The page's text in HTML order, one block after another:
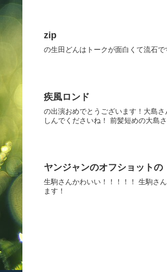
zip
の生田どんはトークが面白くて流石で
疾風ロンド
の出演おめでとうございます！大島
しんでくださいね！ 前髪短めの大島
ヤンジャンのオフショットの
生駒さんかわいい！！！！！ 生駒さ
ます！